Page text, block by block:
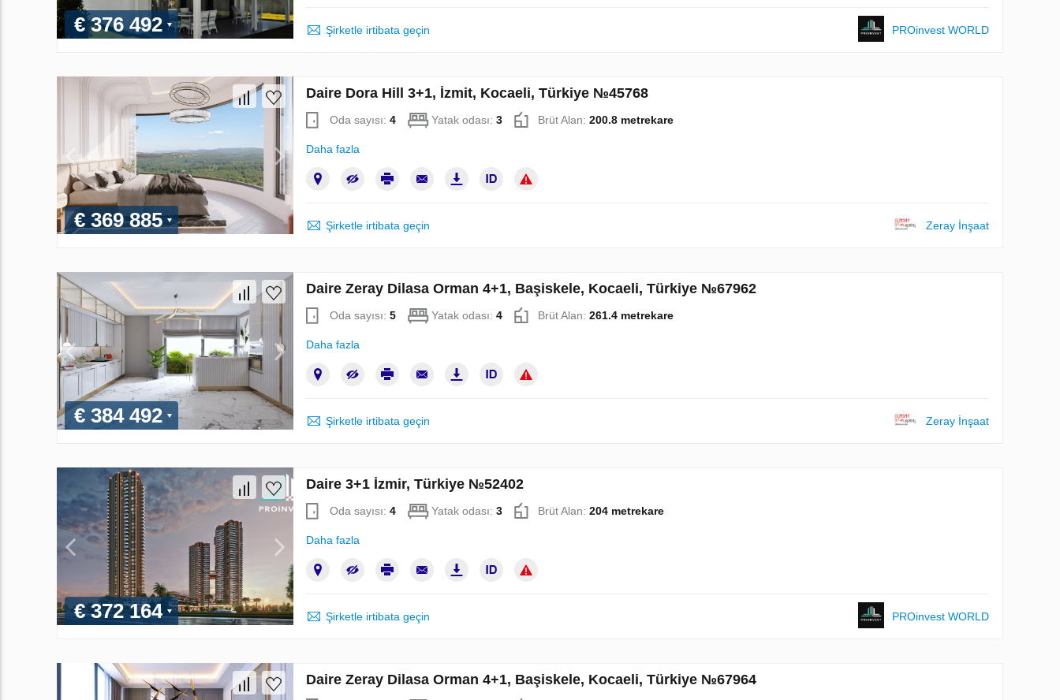
€ 376 492 Şirketle irtibata geçin PROinvest WORLD
€ 369 885
Daire Dora Hill 3+1, İzmit, Kocaeli, Türkiye №45768
Oda sayısı: 4 Yatak odası: 3 Brüt Alan: 200.8 metrekare
Daha fazla
Şirketle irtibata geçin Zeray İnşaat
€ 384 492
Daire Zeray Dilasa Orman 4+1, Başiskele, Kocaeli, Türkiye №67962
Oda sayısı: 5 Yatak odası: 4 Brüt Alan: 261.4 metrekare
Daha fazla
Şirketle irtibata geçin Zeray İnşaat
€ 372 164
Daire 3+1 İzmir, Türkiye №52402
Oda sayısı: 4 Yatak odası: 3 Brüt Alan: 204 metrekare
Daha fazla
Şirketle irtibata geçin PROinvest WORLD
Daire Zeray Dilasa Orman 4+1, Başiskele, Kocaeli, Türkiye №67964